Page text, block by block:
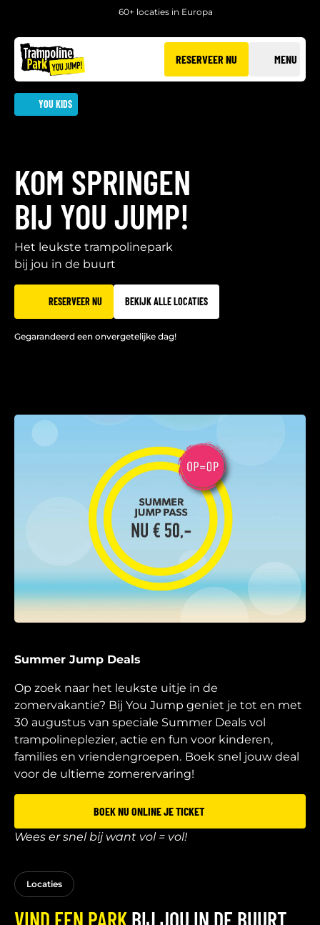
60+ locaties in Europa
YOU KIDS
RESERVEER NU MENU
KOM SPRINGEN
BIJ YOU JUMP!
Het leukste trampolinepark
bij jou in de buurt
RESERVEER NU BEKIJK ALLE LOCATIES
Gegarandeerd een onvergetelijke dag!
Summer Jump Deals
Op zoek naar het leukste uitje in de
zomervakantie? Bij You Jump geniet je tot en met
30 augustus van speciale Summer Deals vol
trampolineplezier, actie en fun voor kinderen,
families en vriendengroepen. Boek snel jouw deal
voor de ultieme zomerervaring!
BOEK NU ONLINE JE TICKET
Wees er snel bij want vol = vol!
Locaties
VIND EEN PARKBIJ JOU IN DE BUURT